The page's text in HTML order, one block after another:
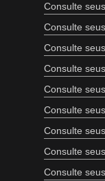
Consulte
Consulte
Consulte
Consulte
Consulte
Consulte
Consulte
Consulte
Consulte